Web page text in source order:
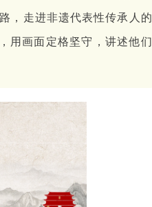
，走进非遗代表性传承人的
用画面定格坚守，讲述他们